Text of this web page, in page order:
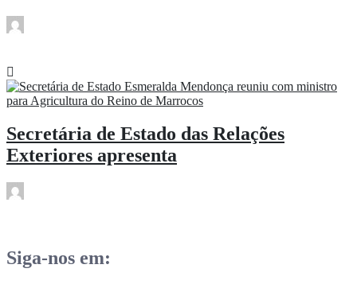
Secretária de Estado das Relações
Exteriores apresenta
Siga-nos em: